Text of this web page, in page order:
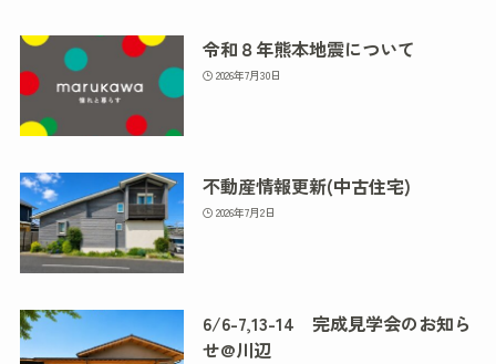
令和８年熊本地震について
2026年7月30日
不動産情報更新(中古住宅)
2026年7月2日
6/6-7,13-14 完成見学会のお知ら
せ@川辺